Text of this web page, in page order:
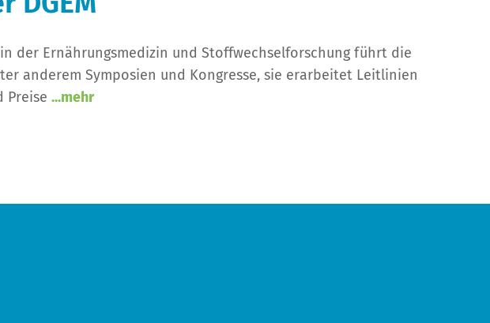
der Ernährungsmedizin und Stoffwechselforschung führt die
anderem Symposien und Kongresse, sie erarbeitet Leitlinien
Preise ...mehr